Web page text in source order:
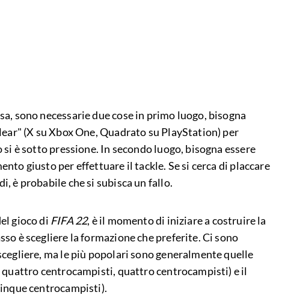
sono necessarie due cose in primo luogo, bisogna
(X su Xbox One, Quadrato su PlayStation) per
è sotto pressione. In secondo luogo, bisogna essere
giusto per effettuare il tackle. Se si cerca di placcare
è probabile che si subisca un fallo.
gioco di FIFA 22, è il momento di iniziare a costruire la
è scegliere la formazione che preferite. Ci sono
ma le più popolari sono generalmente quelle
centrocampisti, quattro centrocampisti) e il
centrocampisti).